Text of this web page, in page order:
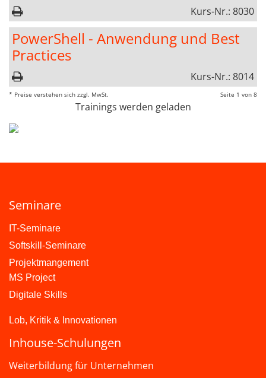
Kurs-Nr.: 8030
PowerShell - Anwendung und Best
Practices
Kurs-Nr.: 8014
* Preise verstehen sich zzgl. MwSt. Seite 1 von 8
Trainings werden geladen
Seminare
IT-Seminare
Softskill-Seminare
Projektmangement
MS Project
Digitale Skills
Lob, Kritik & Innovationen
Inhouse-Schulungen
Weiterbildung für Unternehmen